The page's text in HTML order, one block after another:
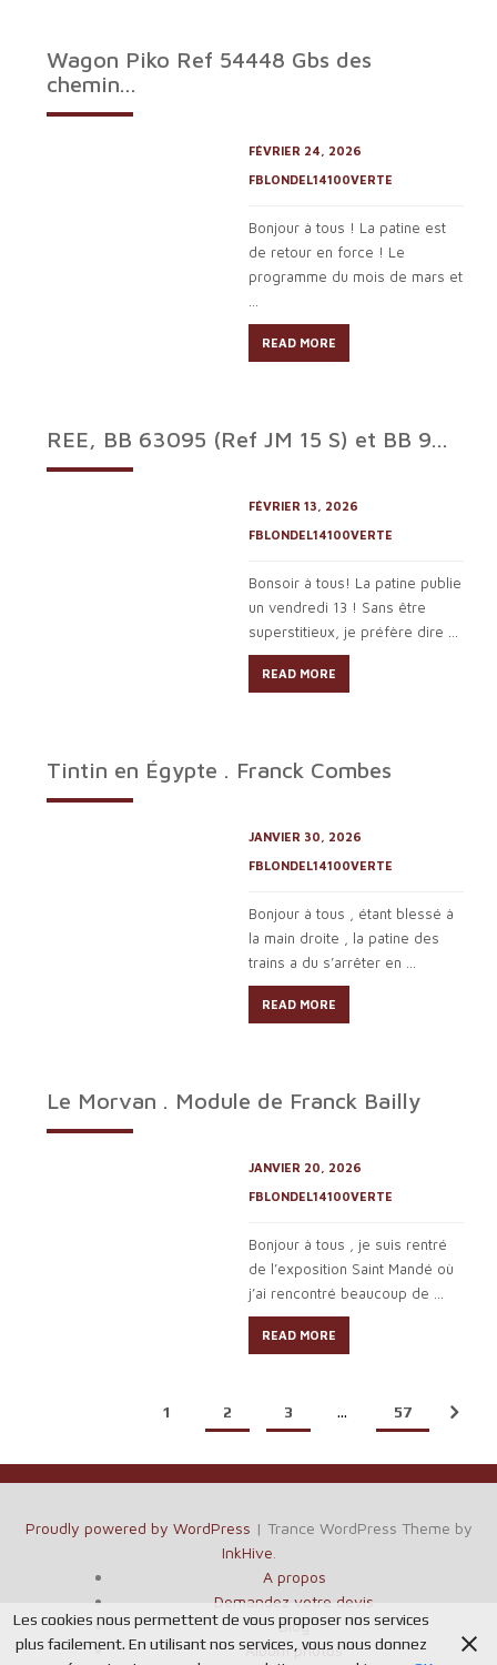
Wagon Piko Ref 54448 Gbs des
chemin...
FÉVRIER 24, 2026
FBLONDEL14100VERTE
Bonjour à tous ! La patine est
de retour en force ! Le
programme du mois de mars et
READ MORE
REE, BB 63095 (Ref JM 15 S) et BB 9...
FÉVRIER 13, 2026
FBLONDEL14100VERTE
Bonsoir à tous! La patine publie
un vendredi 13 ! Sans être
superstitieux, je préfère dire ...
READ MORE
Tintin en Égypte . Franck Combes
JANVIER 30, 2026
FBLONDEL14100VERTE
Bonjour à tous , étant blessé à
la main droite , la patine des
trains a du s’arrêter en ...
READ MORE
Le Morvan . Module de Franck Bailly
JANVIER 20, 2026
FBLONDEL14100VERTE
Bonjour à tous , je suis rentré
de l’exposition Saint Mandé où
j’ai rencontré beaucoup de ...
READ MORE
1 2 3 … 57
Proudly powered by WordPress | Trance WordPress Theme by
InkHive
A propos
Demandez votre devis
Blog
Album photos
Les cookies nous permettent de vous proposer nos services
plus facilement. En utilisant nos services, vous nous donnez